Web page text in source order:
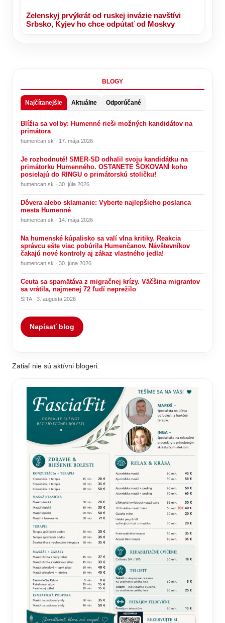
Zelenskyj prvýkrát od ruskej invázie navštívi
Srbsko, Kyjev ho chce odpútať od Moskvy
BLOGY
Najčítanejšie Aktuálne Odporúčané
Blížia sa voľby: Humenné rieši možných kandidátov na
primátora
humencan.sk · 17. mája 2026
Je rozhodnuté! SMER-SD odhalil svoju kandidátku na
primátorku Humenného. OSTANETE ŠOKOVANÍ koho
posielajú do RINGU o primátorskú stoličku!
humencan.sk · 30. júla 2026
Dôvera alebo sklamanie: Vyberte najlepšieho poslanca
mesta Humenné
humencan.sk · 14. mája 2026
Na humenské kúpalisko sa valí vlna kritiky. Reakcia
správcu ešte viac pobúrila Humenčanov. Návštevníkov
čakajú nové kontroly aj zákaz vlastného jedla!
humencan.sk · 30. júna 2026
Ceuta sa spamätáva z migračnej krízy. Väčšina migrantov
sa vrátila, najmenej 72 ľudí neprežilo
SITA · 3. augusta 2026
Napísať blog
Zatiaľ nie sú aktívni blogeri.